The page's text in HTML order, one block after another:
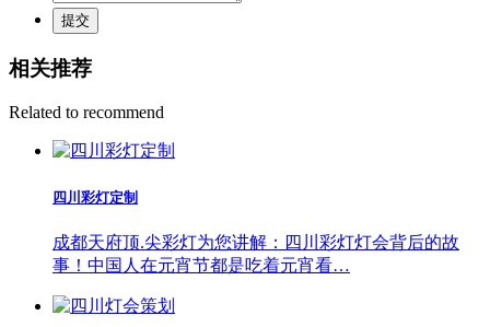
提交
相关推荐
Related to recommend
四川彩灯定制
成都天府顶.尖彩灯为您讲解：四川彩灯灯会背后的故
事！中国人在元宵节都是吃着元宵看…